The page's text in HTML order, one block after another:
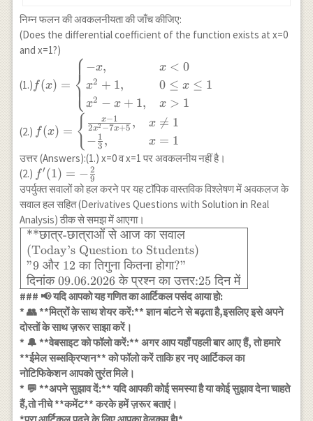
निम्न फलन की अवकलनीयता की जाँच कीजिए:
(Does the differential coefficient of the function exists at x=0
and x=1?)
(1.)
f(x)=\begin{cases}-
x,&x<0\\x^2+1,&
0\leq x\le1\\x^2-
x+1,&x>1\end{cases}
f(x) = ⎩
⎨⎧ −x,
x2 + 1,
x2 − x + 1,
x < 0
0 ≤ x ≤ 1
x > 1
(2.)
f(x)=\begin{cases}\frac{x-
1}{2x^2-7x+5},& x\neq
1\\-\frac{1}
{3},&x=1\end{cases}
f(x) = { 2x2−7x+5
x−1
,
− 3
1 ,
x 
= 1
x = 1
उत्तर (Answers):(1.) x=0 व x=1 पर अवकलनीय नहीं है।
(2.) f'(1)=-
\frac{2}
{9}
f′(1) = − 9
2
उपर्युक्त सवालों को हल करने पर यह टाॅपिक वास्तविक विश्लेषण में अवकलज के
सवाल हल सहित (Derivatives Questions with Solution in Real
Analysis) ठीक से समझ में आएगा।
\begin{array}
{|l|} \hline
\text{**छात्र-
छात्राओं से आज
का सवाल } \\
\text{(Today's
Question to
Students)} \\
\text{"9 और 12
का तिगुना कितना
होगा?"} \\
\text{दिनांक
09.06.2026 के
**छात्र-छात्राओं से आज का सवाल
(Today’s Question to Students)
"9और 12का तिगुना कितना होगा?"
दिनांक09.06.2026के प्रश्न का उत्तर:25दिन में
### 📢 यदि आपको यह गणित का आर्टिकल पसंद आया हो:
* 👥 **मित्रों के साथ शेयर करें:** ज्ञान बांटने से बढ़ता है,इसलिए इसे अपने
दोस्तों के साथ ज़रूर साझा करें।
* 🔔 **वेबसाइट को फॉलो करें:** अगर आप यहाँ पहली बार आए हैं, तो हमारे
**ईमेल सब्सक्रिप्शन** को फॉलो करें ताकि हर नए आर्टिकल का
नोटिफिकेशन आपको तुरंत मिले।
* 💬 **अपने सुझाव दें:** यदि आपकी कोई समस्या है या कोई सुझाव देना चाहते
हैं,तो नीचे **कमेंट** करके हमें ज़रूर बताएं।